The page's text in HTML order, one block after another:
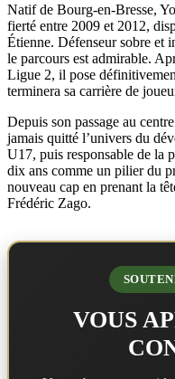
Natif de Bourg-en-Bresse,
fierté entre 2009 et 2012,
Étienne. Défenseur sobre et
le parcours est admirable.
Ligue 2, il pose
terminera sa carrière de
Depuis son passage au
jamais quitté l’univers du
U17, puis responsable de la
dix ans comme un pilier du
nouveau cap en prenant la
Frédéric Zago.
VOUS